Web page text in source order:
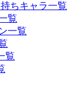
ちキャラ一覧
覧
一覧
覧